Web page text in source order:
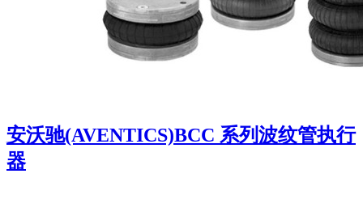
安沃驰(AVENTICS)BCC 系列波纹管执行
器